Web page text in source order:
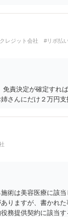
レジット会社 #リボ払い
責決定が確定すれ
さんにだけ２万円支
術は美容医療に該
りますが、書かれ
務提供契約に該当